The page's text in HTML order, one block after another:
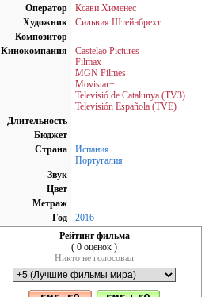
Оператор
Ксави Хименес
Художник
Сильвия Штейнбрехт
Композитор
Кинокомпания
Castelao Pictures
Filmax
MGN Filmes
Movistar+
Televisió de Catalunya (TV3)
Televisión Española (TVE)
Длительность
Бюджет
Страна
Испания
Португалия
Звук
Цвет
Метраж
Год
2016
Рейтинг фильма
( 0 оценок )
Никто не голосовал